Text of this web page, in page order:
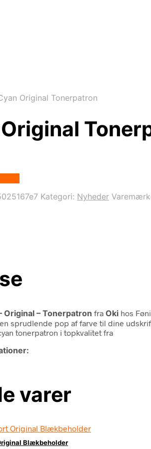
Original Tonerpatron
Kategori: Nyheder
Original – Tonerpatron fra Oki hos
sprudlende pop af farve til dine
tonerpatron i topkvalitet fra
varer
Blækbeholder